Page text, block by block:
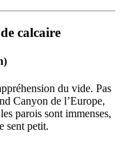
calcaire
du vide. Pas
Canyon de l’Europe,
parois sont immenses,
sent petit.